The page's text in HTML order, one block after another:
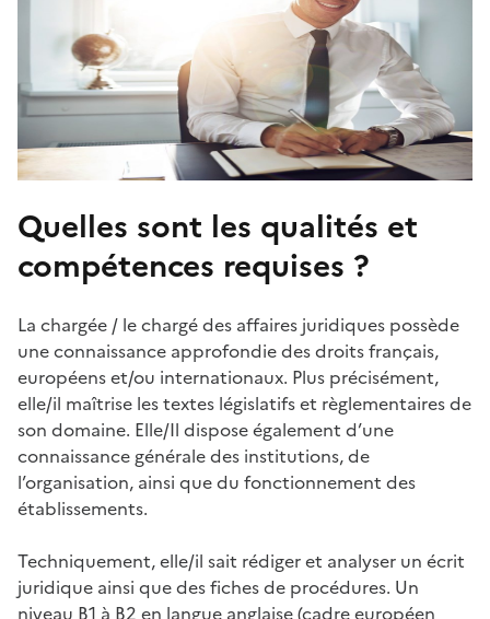
Quelles sont les qualités et
compétences requises ?
La chargée / le chargé des affaires juridiques possède
une connaissance approfondie des droits français,
européens et/ou internationaux. Plus précisément,
elle/il maîtrise les textes législatifs et règlementaires de
son domaine. Elle/Il dispose également d’une
connaissance générale des institutions, de
l’organisation, ainsi que du fonctionnement des
établissements.
Techniquement, elle/il sait rédiger et analyser un écrit
juridique ainsi que des fiches de procédures. Un
niveau B1 à B2 en langue anglaise (cadre européen